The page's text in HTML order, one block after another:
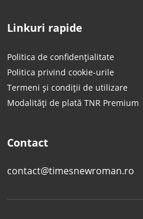
Linkuri rapide
Politica de confidențialitate
Politica privind cookie-urile
Termeni și condiții de utilizare
Modalități de plată TNR Premium
Contact
contact@timesnewroman.ro